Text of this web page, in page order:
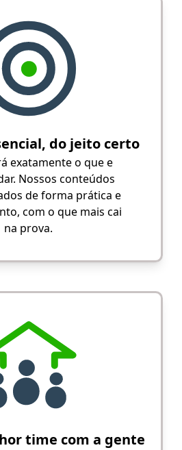
do jeito certo
exatamente o que e
Nossos conteúdos
de forma prática e
com o que mais cai
na prova.
time com a gente